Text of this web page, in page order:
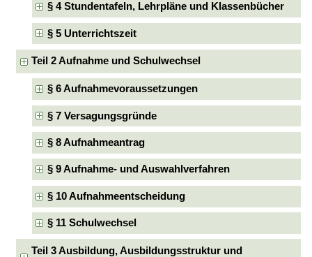
§ 4 Stundentafeln, Lehrpläne und Klassenbücher
§ 5 Unterrichtszeit
Teil 2 Aufnahme und Schulwechsel
§ 6 Aufnahmevoraussetzungen
§ 7 Versagungsgründe
§ 8 Aufnahmeantrag
§ 9 Aufnahme- und Auswahlverfahren
§ 10 Aufnahmeentscheidung
§ 11 Schulwechsel
Teil 3 Ausbildung, Ausbildungsstruktur und